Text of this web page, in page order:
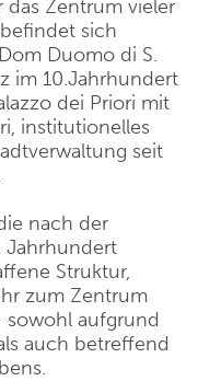
Zentrum vieler
sich
Duomo di S.
im 10.Jahrhundert
dei Priori mit
institutionelles
seit
nach der
Jahrhundert
Struktur,
zum Zentrum
sowohl aufgrund
auch betreffend